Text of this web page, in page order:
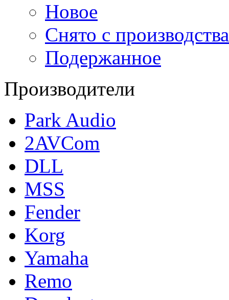
Новое
Снято с производства
Подержанное
Производители
Park Audio
2AVCom
DLL
MSS
Fender
Korg
Yamaha
Remo